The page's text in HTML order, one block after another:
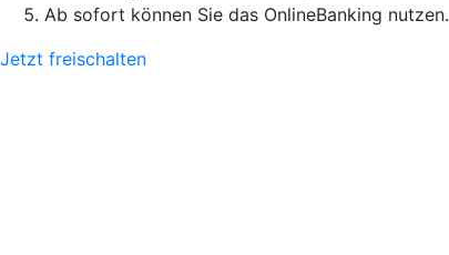
Ab sofort können Sie das OnlineBanking nutzen.
Jetzt freischalten